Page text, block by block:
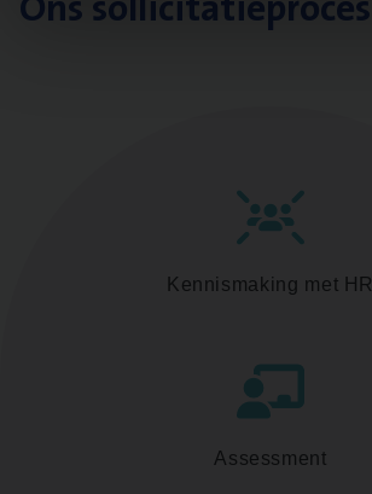
Kennismaking met HR
Assessment